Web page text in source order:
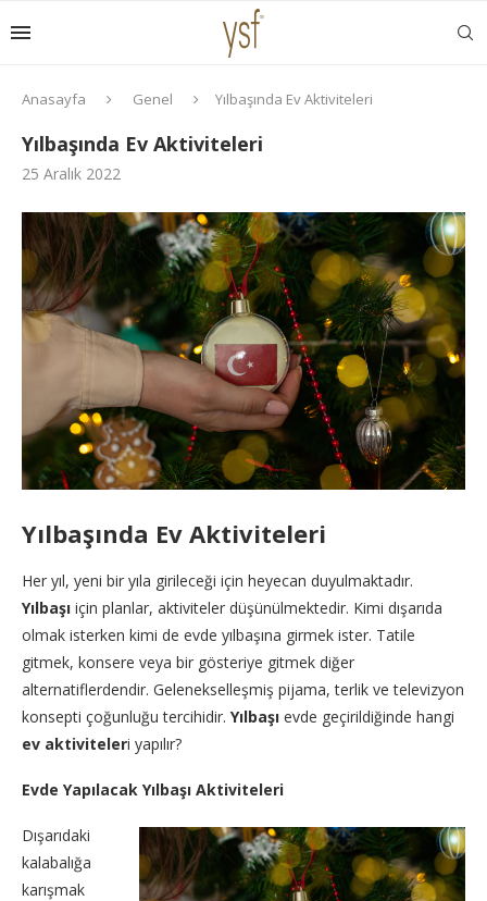
Anasayfa Genel Yılbaşında Ev Aktiviteleri
Yılbaşında Ev Aktiviteleri
25 Aralık 2022
Yılbaşında Ev Aktiviteleri
Her yıl, yeni bir yıla girileceği için heyecan duyulmaktadır.
Yılbaşı için planlar, aktiviteler düşünülmektedir. Kimi dışarıda
olmak isterken kimi de evde yılbaşına girmek ister. Tatile
gitmek, konsere veya bir gösteriye gitmek diğer
alternatiflerdendir. Gelenekselleşmiş pijama, terlik ve televizyon
konsepti çoğunluğu tercihidir. Yılbaşı evde geçirildiğinde hangi
ev aktiviteleri yapılır?
Evde Yapılacak Yılbaşı Aktiviteleri
Dışarıdaki
kalabalığa
karışmak